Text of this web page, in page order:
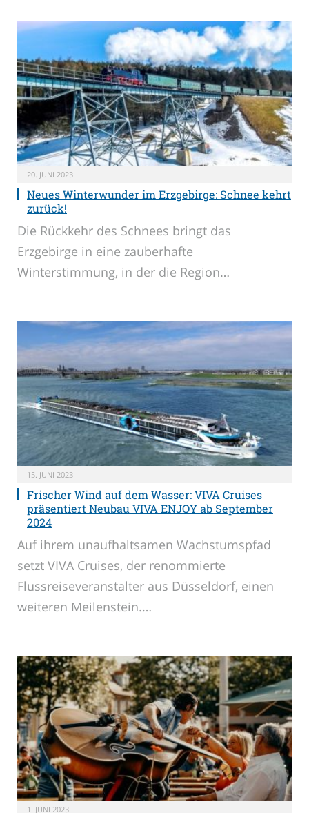
20. JUNI 2023
Neues Winterwunder im Erzgebirge: Schnee kehrt
zurück!
Die Rückkehr des Schnees bringt das
Erzgebirge in eine zauberhafte
Winterstimmung, in der die Region…
15. JUNI 2023
Frischer Wind auf dem Wasser: VIVA Cruises
präsentiert Neubau VIVA ENJOY ab September
2024
Auf ihrem unaufhaltsamen Wachstumspfad
setzt VIVA Cruises, der renommierte
Flussreiseveranstalter aus Düsseldorf, einen
weiteren Meilenstein.…
1. JUNI 2023